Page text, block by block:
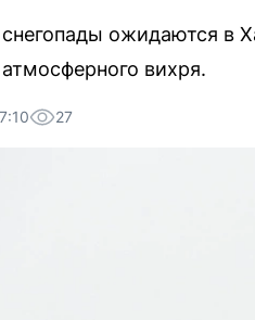
ожидаются в
вихря.
27